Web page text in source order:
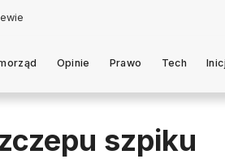
Opinie Prawo Tech
szpiku